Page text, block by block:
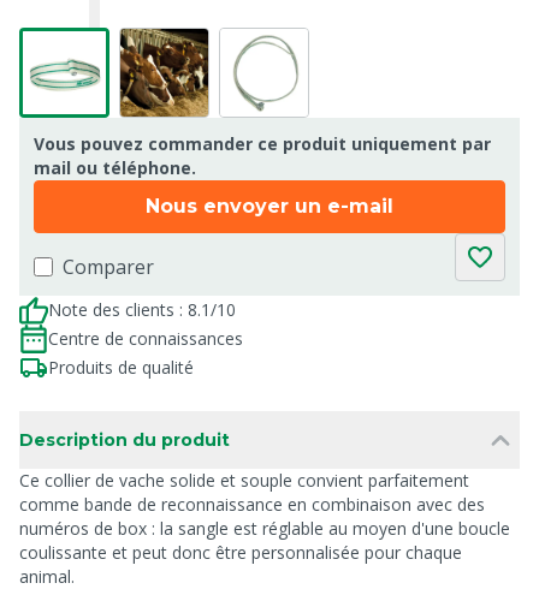
Vous pouvez commander ce produit uniquement par
mail ou téléphone.
Nous envoyer un e-mail
Comparer
Note des clients : 8.1/10
Centre de connaissances
Produits de qualité
Description du produit
Ce collier de vache solide et souple convient parfaitement
comme bande de reconnaissance en combinaison avec des
numéros de box : la sangle est réglable au moyen d'une boucle
coulissante et peut donc être personnalisée pour chaque
animal.